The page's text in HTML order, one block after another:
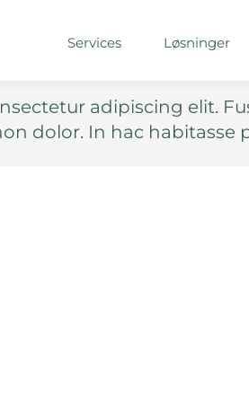
Services Løsninger
adipiscing elit.
dolor. In hac habitasse